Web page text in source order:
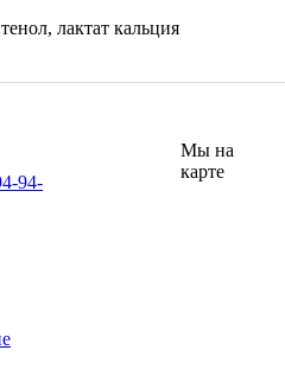
лактат кальция
94-
Мы на
карте